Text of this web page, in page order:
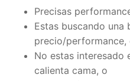
Precisas
Estas buscando una
precio/performance,
No estas interesado
calienta cama, o